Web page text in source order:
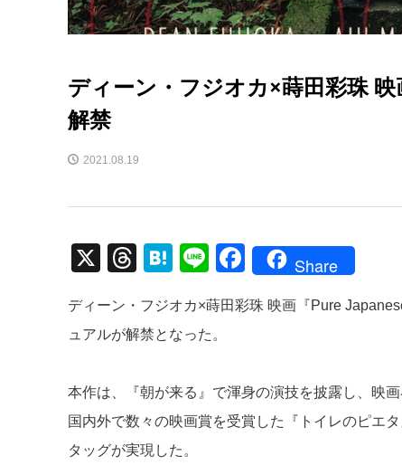
ディーン・フジオカ×蒔田彩珠
解禁
2021.08.19
X
T
e
a
s
H
e
n
Li
e
F
c
o
o
Share
ディーン・フジオカ×蒔田彩珠 映画『Pure
ュアルが解禁となった。
本作は、『朝が来る』で渾身の演技を披露し、映
国内外で数々の映画賞を受賞した『トイレのピエ
タッグが実現した。